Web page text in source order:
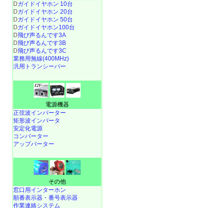
Dガイドイヤホン 10台
Dガイドイヤホン 20台
Dガイドイヤホン 50台
Dガイドイヤホン100台
D飛び声るんです3A
D飛び声るんです3B
D飛び声るんです3C
業務用無線(400MHz)
汎用トランシーバー
電源機器
正弦波インバーター
矩形波インバータ
安定化電源
コンバーター
アップバーター
その他
窓口用インターホン
順番表示器・番号表示器
作業連絡システム